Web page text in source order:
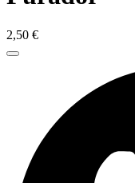
2,50 €